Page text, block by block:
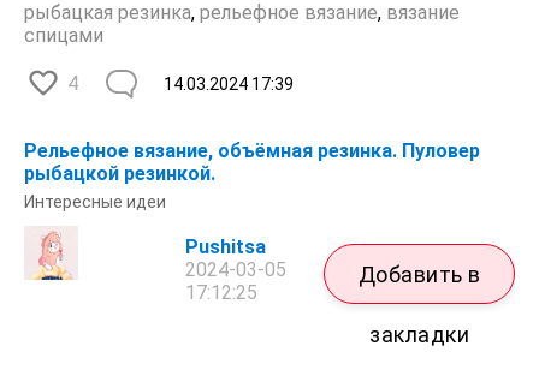
рыбацкая резинка, рельефное вязание, вязание
спицами
4 14.03.2024 17:39
Рельефное вязание, объёмная резинка. Пуловер
рыбацкой резинкой.
Интересные идеи
Pushitsa
2024-03-05
17:12:25
Добавить в
закладки